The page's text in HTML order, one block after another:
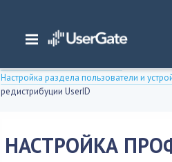
Главная/ Документация/Log Analyzer
Log Analyzer 7.x Руководство
Настройка раздела пользователи и
редистрибуции UserID
НАСТРОЙКА